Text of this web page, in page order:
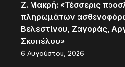
Ζ. Μακρή: «Τέσσερις
πληρωμάτων
Βελεστίνου, Ζαγοράς,
Σκοπέλου»
6 Αυγούστου, 2026